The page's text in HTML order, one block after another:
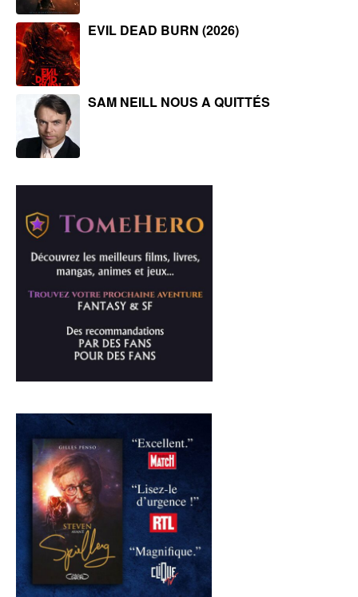
EVIL DEAD BURN (2026)
SAM NEILL NOUS A QUITTÉS